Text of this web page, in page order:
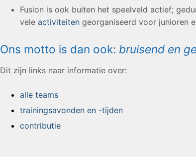
Fusion is ook buiten het speelveld actief;
vele activiteiten georganiseerd voor junioren
Ons motto is dan ook: bruisend en
Dit zijn links naar informatie over:
alle teams
trainingsavonden en -tijden
contributie